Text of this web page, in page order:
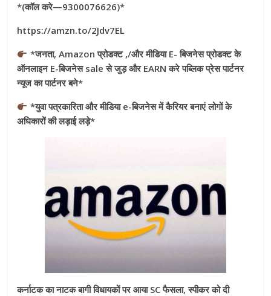
*(कॉल करे—9300076626)*
https://amzn.to/2Jdv7EL
*जनता, Amazon प्रोडक्ट ,/और मीडिया E- बिजनेस प्रोडक्ट के
ऑनलाइन E-बिजनेस sale से जुड़ और EARN करे पब्लिक प्रेस पार्टनर
न्यूज का पार्टनर बने*
*युवा पत्रकारिता और मीडिया e-बिजनेस में कैरियर बनाएं लोगों के
अधिकारों की लड़ाई लड़े*
कर्नाटक का नाटक बागी विधायकों पर आया SC फैसला, स्पीकर को दी